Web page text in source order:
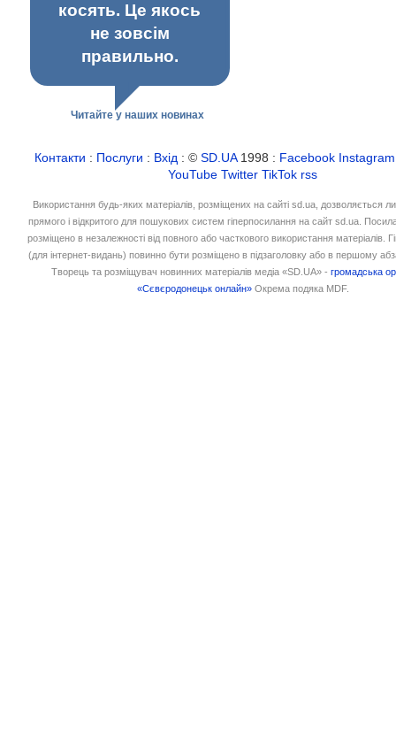
косять. Це якось
не зовсім
правильно.
Читайте у наших новинах
Контакти : Послуги : Вхід : ©SD.UA1998 : Facebook Instagram
YouTube Twitter TikTok rss
Використання будь-яких матеріалів, розміщених на сайті sd.ua, дозволяється
прямого і відкритого для пошукових систем гіперпосилання на сайт sd.ua.
розміщено в незалежності від повного або часткового використання матеріалів.
(для інтернет-видань) повинно бути розміщено в підзаголовку або в першому
Творець та розміщувач новинних матеріалів медіа «SD.UA» -громадська
«Сєвєродонецьк онлайн» Окрема подяка MDF.